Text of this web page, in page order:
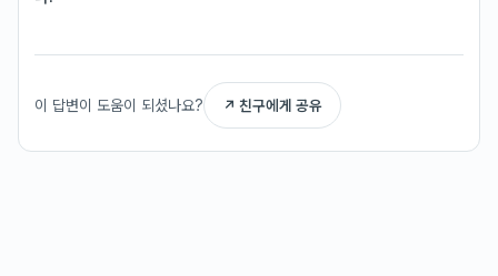
이 답변이 도움이 되셨나요? ↗ 친구에게 공유